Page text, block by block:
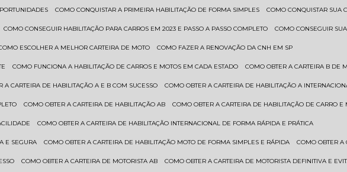
COMO CONQUISTAR A PRIMEIRA HABILITAÇÃO DE FORMA SIMPLES COMO CONQUISTAR SUA
COMO CONSEGUIR HABILITAÇÃO PARA CARROS EM 2023 E PASSO A PASSO COMPLETO COMO CONSEGUIR
COMO ESCOLHER A MELHOR CARTEIRA DE MOTO COMO FAZER A RENOVAÇÃO DA CNH EM SP
COMO FUNCIONA A HABILITAÇÃO DE CARROS E MOTOS EM CADA ESTADO COMO OBTER A CARTEIRA B DE
A CARTEIRA DE HABILITAÇÃO A E B COM SUCESSO COMO OBTER A CARTEIRA DE HABILITAÇÃO A
COMO OBTER A CARTEIRA DE HABILITAÇÃO AB COMO OBTER A CARTEIRA DE HABILITAÇÃO DE CARRO
COMO OBTER A CARTEIRA DE HABILITAÇÃO INTERNACIONAL DE FORMA RÁPIDA E PRÁTICA
E SEGURA COMO OBTER A CARTEIRA DE HABILITAÇÃO MOTO DE FORMA SIMPLES E RÁPIDA COMO OBTER
COMO OBTER A CARTEIRA DE MOTORISTA AB COMO OBTER A CARTEIRA DE MOTORISTA DEFINITIVA E